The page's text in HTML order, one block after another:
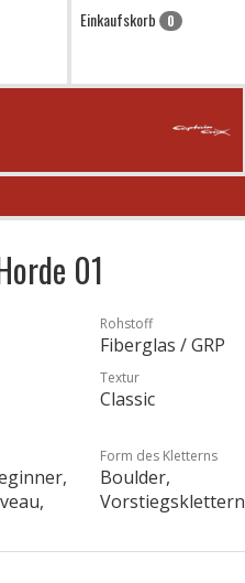
Einkaufskorb 0
01
Rohstoff
Fiberglas / GRP
Textur
Classic
Form des Kletterns
Boulder,
Vorstiegsklettern